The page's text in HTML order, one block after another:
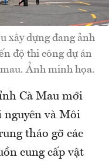
xây dựng đang ảnh
độ thi công dự án
Ảnh minh họa.
Cà Mau mới
nguyên và Môi
tháo gỡ các
cung cấp vật